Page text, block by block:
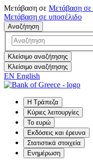
Μετάβαση σε Μετάβαση σε
Μετάβαση σε υποσέλιδο
Αναζήτηση
Κλείσιμο αναζήτησης
Κλείσιμο αναζήτησης
EN English
Η Τράπεζα
Κύριες λειτουργίες
Το ευρώ
Εκδόσεις και έρευνα
Στατιστικά στοιχεία
Ενημέρωση